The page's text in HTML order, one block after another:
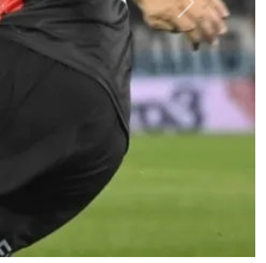
Siguiente